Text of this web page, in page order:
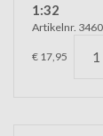
1:32
Artikelnr.
€ 17,95